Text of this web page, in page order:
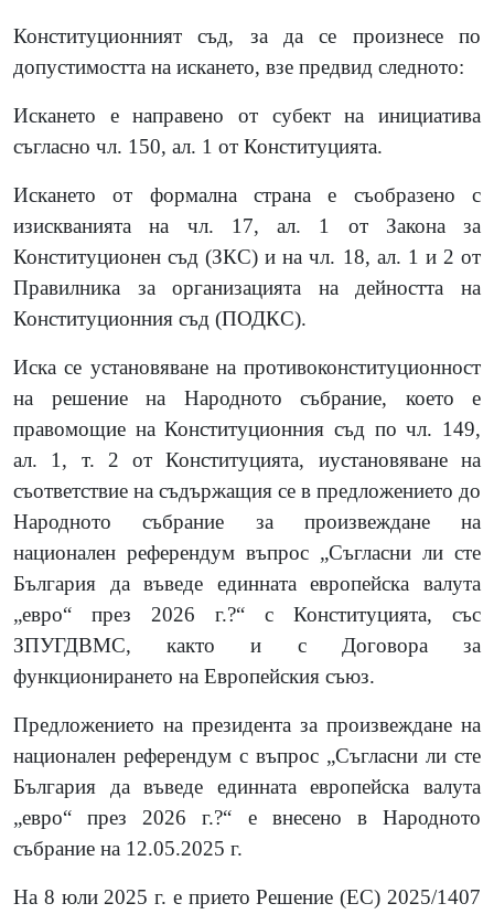
Конституционният съд, за да се произнесе по
допустимостта на искането, взе предвид следното:
Искането е направено от субект на инициатива
съгласно чл. 150, ал. 1 от Конституцията.
Искането от формална страна е съобразено с
изискванията на чл. 17, ал. 1 от Закона за
Конституционен съд (ЗКС) и на чл. 18, ал. 1 и 2 от
Правилника за организацията на дейността на
Конституционния съд (ПОДКС).
Иска се установяване на противоконституционност
на решение на Народното събрание, което е
правомощие на Конституционния съд по чл. 149,
ал. 1, т. 2 от Конституцията, иустановяване на
съответствие на съдържащия се в предложението до
Народното събрание за произвеждане на
национален референдум въпрос „Съгласни ли сте
България да въведе единната европейска валута
„евро“ през 2026 г.?“ с Конституцията, със
ЗПУГДВМС, както и с Договора за
функционирането на Европейския съюз.
Предложението на президента за произвеждане на
национален референдум с въпрос „Съгласни ли сте
България да въведе единната европейска валута
„евро“ през 2026 г.?“ е внесено в Народното
събрание на 12.05.2025 г.
На 8 юли 2025 г. е прието Решение (ЕС) 2025/1407